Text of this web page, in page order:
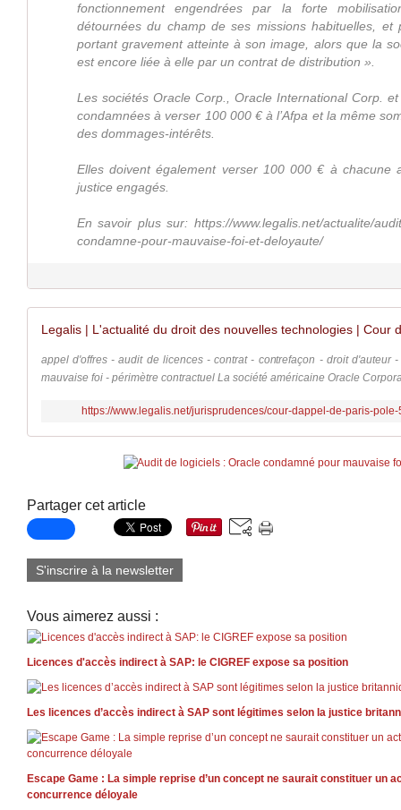
fonctionnement engendrées par la forte
détournées du champ de ses missions habituelles, et
portant gravement atteinte à son image, alors que la
est encore liée à elle par un contrat de distribution ».
Les sociétés Oracle Corp., Oracle International Corp.
condamnées à verser 100 000 € à l’Afpa et la même
des dommages-intérêts.
Elles doivent également verser 100 000 € à chacune
justice engagés.
En savoir plus sur: https://www.legalis.net/actualite/
condamne-pour-mauvaise-foi-et-deloyaute/
appel d'offres - audit de licences - contrat - contrefaçon - droit d'auteur
mauvaise foi - périmètre contractuel La société américaine Oracle
https://www.legalis.net/jurisprudences/cour-dappel-de-paris-
Partager cet article
S'inscrire à la newsletter
Vous aimerez aussi :
Licences d'accès indirect à SAP: le CIGREF expose sa position
Les licences d’accès indirect à SAP sont légitimes selon la justice
Escape Game : La simple reprise d’un concept ne saurait constituer un
concurrence déloyale